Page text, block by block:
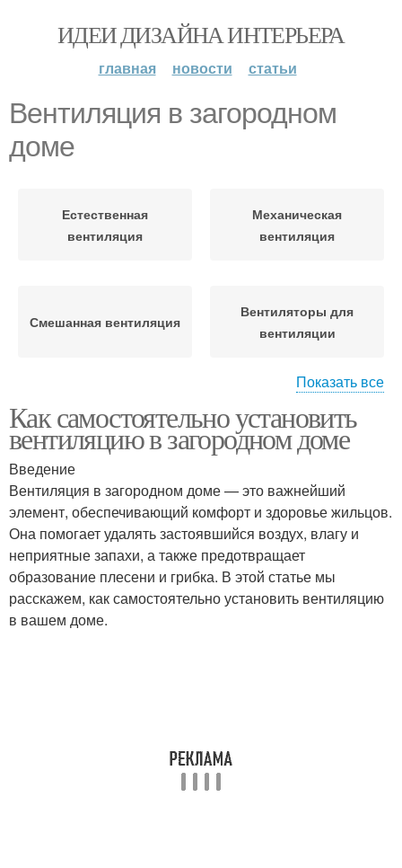
ИДЕИ ДИЗАЙНА ИНТЕРЬЕРА
главная новости статьи
Вентиляция в загородном
доме
Естественная
вентиляция
Механическая
вентиляция
Смешанная вентиляция
Вентиляторы для
вентиляции
вентиляция
зависимости
Показать все
Как самостоятельно установить
вентиляцию в загородном доме
Введение
Вентиляция в загородном доме — это важнейший
элемент, обеспечивающий комфорт и здоровье жильцов.
Она помогает удалять застоявшийся воздух, влагу и
неприятные запахи, а также предотвращает
образование плесени и грибка. В этой статье мы
расскажем, как самостоятельно установить вентиляцию
в вашем доме.